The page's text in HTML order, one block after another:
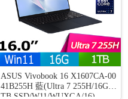
ASUS Vivobook 16 X1607CA-00
41B255H 藍(Ultra 7 255H/16G/1
TB SSD/W11/WUXGA/16)